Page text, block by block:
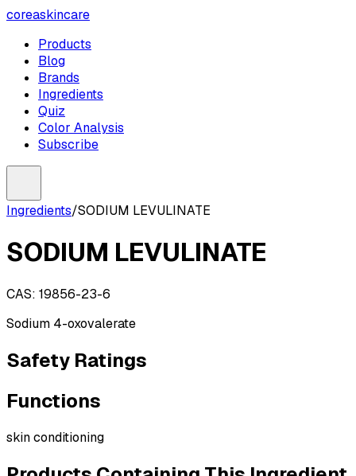
coreaskincare
Products
Blog
Brands
Ingredients
Quiz
Color Analysis
Subscribe
Ingredients/SODIUM LEVULINATE
SODIUM LEVULINATE
CAS: 19856-23-6
Sodium 4-oxovalerate
Safety Ratings
Functions
skin conditioning